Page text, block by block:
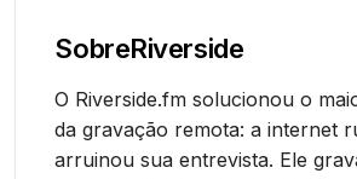
SobreRiverside
O Riverside.fm solucionou o
da gravação remota: a internet
arruinou sua entrevista. Ele